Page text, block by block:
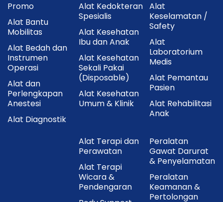
Promo
Alat Bantu
Mobilitas
Alat Bedah dan
Instrumen
Operasi
Alat dan
Perlengkapan
Anestesi
Alat Diagnostik
Alat Kedokteran
Spesialis
Alat Kesehatan
Ibu dan Anak
Alat Kesehatan
Sekali Pakai
(Disposable)
Alat Kesehatan
Umum & Klinik
Alat
Keselamatan /
Safety
Alat
Laboratorium
Medis
Alat Pemantau
Pasien
Alat Rehabilitasi
Anak
Alat Terapi dan
Perawatan
Alat Terapi
Wicara &
Pendengaran
Peralatan
Gawat Darurat
& Penyelamatan
Peralatan
Keamanan &
Pertolongan